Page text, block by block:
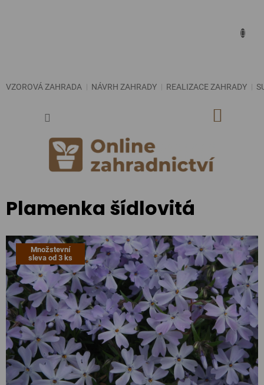
VZOROVÁ ZAHRADA NÁVRH ZAHRADY REALIZACE ZAHRADY
Plamenka šídlovitá
Množstevní
sleva od 3 ks